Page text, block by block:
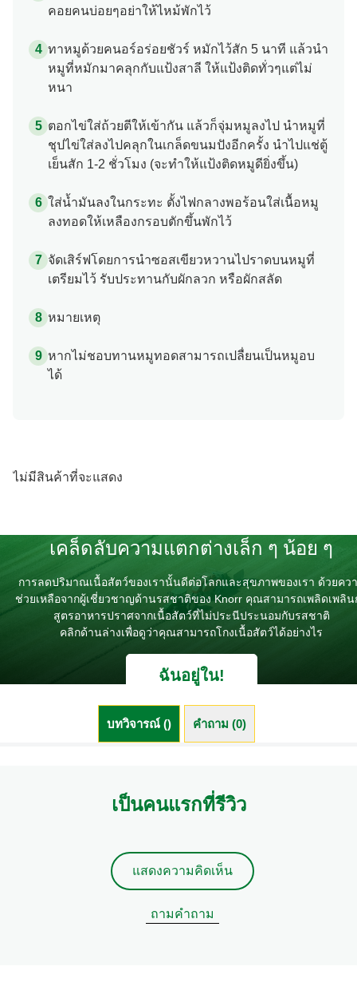
คอยคนบ่อยๆอย่าให้ไหม้พักไว้
ทาหมูด้วยคนอร์อร่อยชัวร์ หมักไว้สัก 5 นาที แล้วนำ
หมูที่หมักมาคลุกกับแป้งสาลี ให้แป้งติดทั่วๆแต่ไม่
หนา
ตอกไข่ใส่ถ้วยตีให้เข้ากัน แล้วก็จุ่มหมูลงไป นำหมูที่
ชุปไข่ใส่ลงไปคลุกในเกล็ดขนมปังอีกครั้ง นำไปแช่ตู้
เย็นสัก 1-2 ชั่วโมง (จะทำให้แป้งติดหมูดียิ่งขึ้น)
ใส่น้ำมันลงในกระทะ ตั้งไฟกลางพอร้อนใส่เนื้อหมู
ลงทอดให้เหลืองกรอบตักขึ้นพักไว้
จัดเสิร์ฟโดยการนำซอสเขียวหวานไปราดบนหมูที่
เตรียมไว้ รับประทานกับผักลวก หรือผักสลัด
หมายเหตุ
หากไม่ชอบทานหมูทอดสามารถเปลื่ยนเป็นหมูอบ
ได้
ไม่มีสินค้าที่จะแสดง
เคล็ดลับความแตกต่างเล็ก ๆ น้อย ๆ
การลดปริมาณเนื้อสัตว์ของเรานั้นดีต่อโลกและสุขภาพของเรา ด้วยคว
ช่วยเหลือจากผู้เชี่ยวชาญด้านรสชาติของ Knorr คุณสามารถเพลิดเพลิน
สูตรอาหารปราศจากเนื้อสัตว์ที่ไม่ประนีประนอมกับรสชาติ
คลิกด้านล่างเพื่อดูว่าคุณสามารถโกงเนื้อสัตว์ได้อย่างไร
ฉันอยู่ใน!
บทวิจารณ์ () คำถาม (0)
เป็นคนแรกที่รีวิว
แสดงความคิดเห็น
ถามคำถาม